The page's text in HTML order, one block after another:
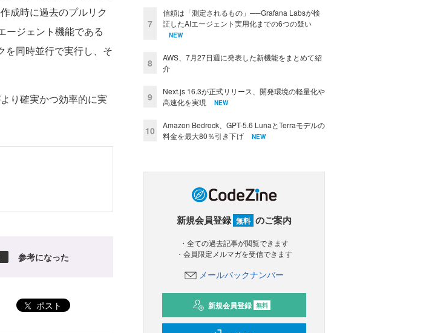
成時に過去のプルリク
ージェント機能である
を同時並行で実行し、そ
り確実かつ効率的に実
参考になった
ポスト
7
信頼は「測定されるもの」──Grafana Labsが検
証したAIエージェント実用化までの6つの疑い
NEW
8
AWS、7月27日週に発表した新機能をまとめて紹
介
9
Next.js 16.3が正式リリース、開発環境の軽量化や
高速化を実現
NEW
10
Amazon Bedrock、GPT-5.6 LunaとTerraモデルの
料金を最大80％引き下げ
NEW
新規会員登録 無料 のご案内
・全ての過去記事が閲覧できます
・会員限定メルマガを受信できます
メールバックナンバー
新規会員登録 無料